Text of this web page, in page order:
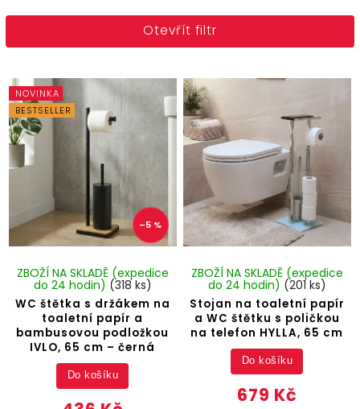
Doporučujeme
Abecedně
Otevřít filtr
NOVINKA
BESTSELLER
–5 %
WC štětka s držákem na
toaletní papír a
bambusovou podložkou
IVLO, 65 cm – černá
ZBOŽÍ NA SKLADĚ (expedice
do 24 hodin) (318 ks)
Do košíku
Stojan na toaletní papír
a WC štětku s poličkou
na telefon HYLLA, 65 cm
ZBOŽÍ NA SKLADĚ (expedice
do 24 hodin) (201 ks)
679 Kč
Do košíku